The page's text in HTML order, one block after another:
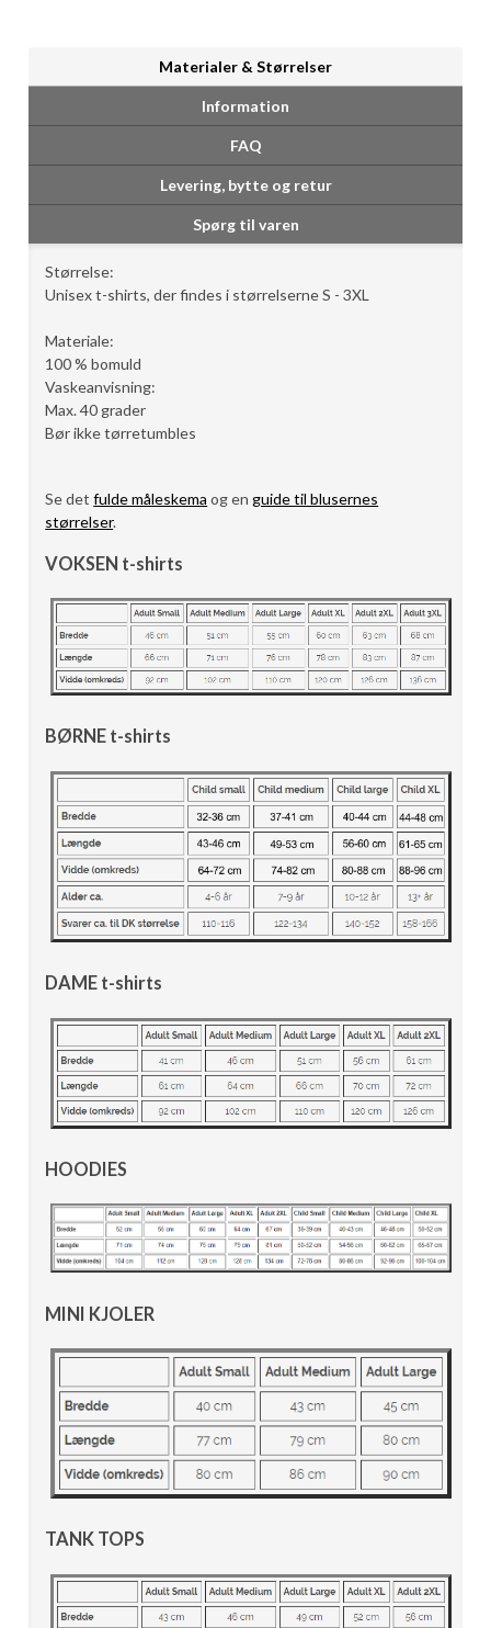
Materialer & Størrelser
Information
FAQ
Levering, bytte og retur
Spørg til varen
Størrelse:
Unisex t-shirts, der findes i størrelserne S - 3XL
Materiale:
100 % bomuld
Vaskeanvisning:
Max. 40 grader
Bør ikke tørretumbles
Se detfulde måleskema og enguide til blusernes
størrelser.
VOKSEN t-shirts
BØRNE t-shirts
DAME t-shirts
HOODIES
MINI KJOLER
TANK TOPS